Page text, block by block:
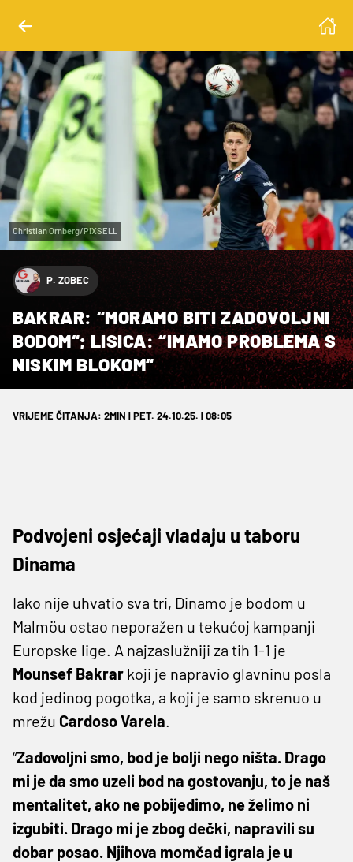
Christian Ornberg/PIXSELL
P. ZOBEC
BAKRAR: “MORAMO BITI ZADOVOLJNI
BODOM“; LISICA: “IMAMO PROBLEMA S
NISKIM BLOKOM“
VRIJEME ČITANJA: 2MIN | PET. 24.10.25. | 08:05
Podvojeni osjećaji vladaju u taboru
Dinama
Iako nije uhvatio sva tri, Dinamo je bodom u
Malmöu ostao neporažen u tekućoj kampanji
Europske lige. A najzaslužniji za tih 1-1 je
Mounsef Bakrar koji je napravio glavninu posla
kod jedinog pogotka, a koji je samo skrenuo u
mrežu Cardoso Varela.
“Zadovoljni smo, bod je bolji nego ništa. Drago
mi je da smo uzeli bod na gostovanju, to je naš
mentalitet, ako ne pobijedimo, ne želimo ni
izgubiti. Drago mi je zbog dečki, napravili su
dobar posao. Njihova momčad igrala je u